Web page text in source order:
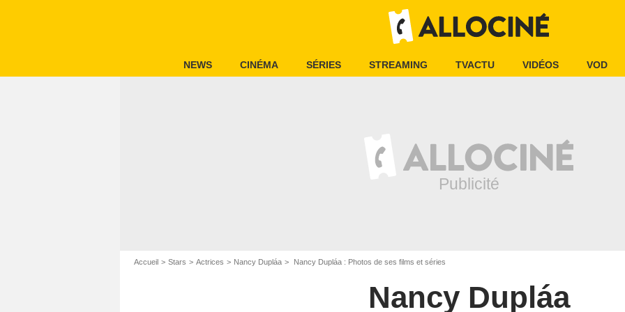
NEWS CINÉMA SÉRIES STREAMING TVACTU VIDÉOS VOD
Accueil Stars Actrices Nancy Dupláa Nancy Dupláa : Photos de ses films et séries
Nancy Dupláa